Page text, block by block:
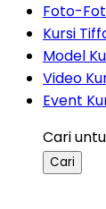
Foto-
Kursi
Model
Video
Event
Cari